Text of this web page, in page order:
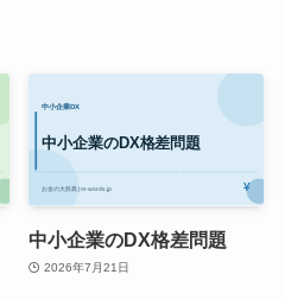
中小企業のDX格差問題
2026年7月21日